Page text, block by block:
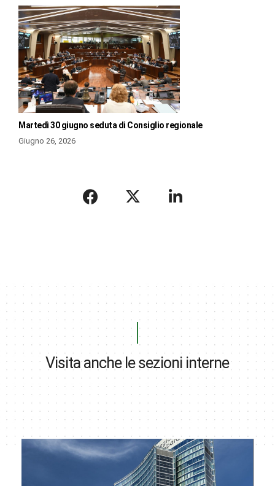
Martedì 30 giugno seduta di Consiglio regionale
Giugno 26, 2026
Visita anche le sezioni interne